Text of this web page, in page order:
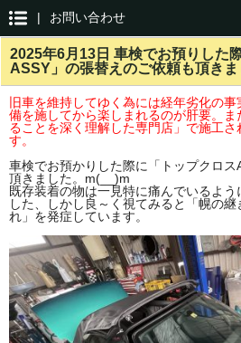
| お問い合わせ
2025年6月13日 車検でお預りした
ASSY」の張替えのご依頼も頂き
旧車を維持してゆく為には経年劣化の
備を施してから楽しまれるのが肝要。
ることを深く理解した専門店」で施工さ
す。
車検でお預かりした際に「トップクロス
頂きました。m(__)m
既存装着の物は一見特に痛んでいるよ
した、しかし良～く視てみると「幌の
れ」を発症しています。